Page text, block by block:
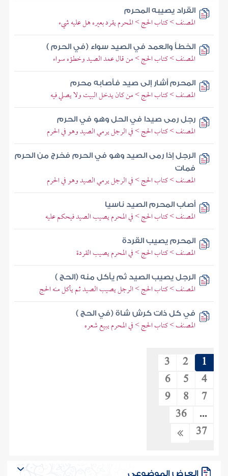
القراد يصيبه المحرم
المصنف > كتاب الحج > المحرم يقرد بعيره هل عليه شيء
الخطأ والعمد في الصيد سواء (في الحرم )
المصنف > كتاب الحج > من قال عمد الصيد وخطؤه سواء
المحرم أشار إلى صيد فأصابه محرم
المصنف > كتاب الحج > من كان يدخل البيت ولا يصلي فيه
رجل رمى صيدا في الحل وهو في الحرم
المصنف > كتاب الحج > في الرجل يرمي الصيد وهو في الحرم
الرجل إذا رمى الصيد وهو في الحرم فخرج من الحرم
فمات
المصنف > كتاب الحج > في الرجل يرمي الصيد وهو في الحرم
أصاب المحرم الصيد ناسيا
المصنف > كتاب الحج > في المحرم يصيب الصيد فيحكم عليه
المحرم يصيب القردة
المصنف > كتاب الحج > في المحرم يصيب القردة
الرجل يصيب الصيد ثم يأكل منه (الحج )
المصنف > كتاب الحج > الرجل يصيب الصيد ثم يأكل منه الحج
في كل ذات كرش شاة (في الحج )
المصنف > كتاب الحج > في المحرم يبيع شعره
1
2
3
4
5
6
7
8
9
...
36
37
العرض الموضوعي